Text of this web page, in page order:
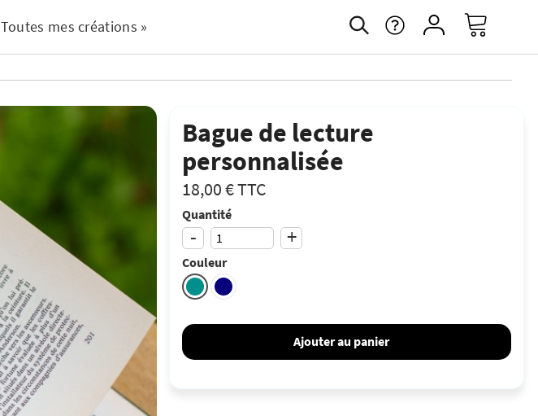
Toutes mes créations »
Bague de lecture
personnalisée
18,00 €TTC
Quantité
- +
Couleur
Ajouter au panier